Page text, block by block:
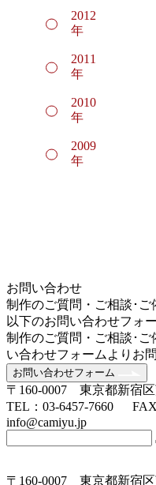
2012
年
2011
年
2010
年
2009
年
お問い合わせ
制作のご質問・ご相談･ご
以下のお問い合わせフォ
制作のご質問・ご相談･
い合わせフォームよりお
お問い合わせフォーム
〒160-0007 東京都新宿
TEL：03-6457-7660
info@camiyu.jp
〒160-0007 東京都新宿